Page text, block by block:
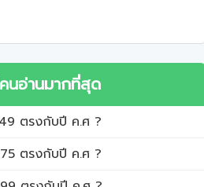
นอ่านมากที่สุด
ตรงกับปี ค.ศ ?
ตรงกับปี ค.ศ ?